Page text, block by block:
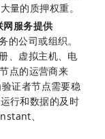
量的质押权重。
服务提供
的公司或组织。
、虚拟主机、电
点的运营商来
证者节点需要稳
行和数据的及时
、